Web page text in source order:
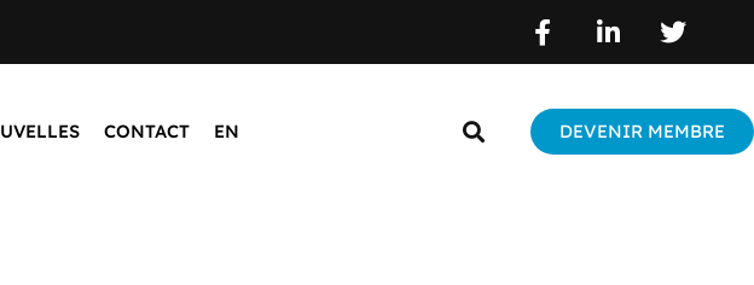
CONTACT EN DEVENIR MEMBRE